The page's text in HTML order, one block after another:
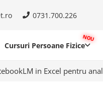
0731.700.226
Cursuri Persoane Fizice
in Excel pentru